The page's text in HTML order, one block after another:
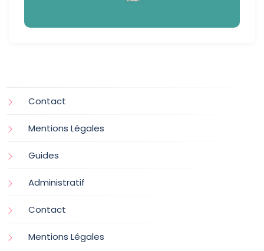
Contact
Mentions Légales
Guides
Administratif
Contact
Mentions Légales